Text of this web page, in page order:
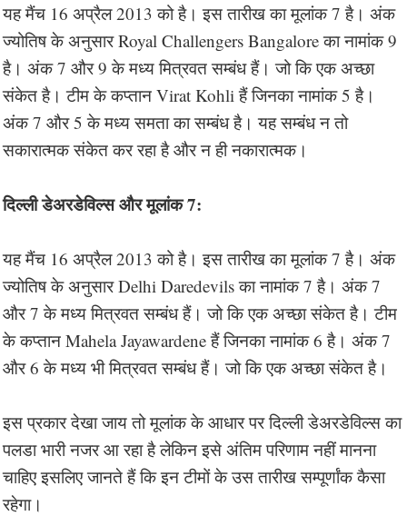
यह मैंच 16 अप्रैल 2013 को है। इस तारीख का मूलांक 7 है। अंक
ज्योतिष के अनुसार Royal Challengers Bangalore का नामांक 9
है। अंक 7 और 9 के मध्य मित्रवत सम्बंध हैं। जो कि एक अच्छा
संकेत है। टीम के कप्तान Virat Kohli हैं जिनका नामांक 5 है।
अंक 7 और 5 के मध्य समता का सम्बंध है। यह सम्बंध न तो
सकारात्मक संकेत कर रहा है और न ही नकारात्मक।
दिल्ली डेअरडेविल्स और मूलांक 7:
यह मैंच 16 अप्रैल 2013 को है। इस तारीख का मूलांक 7 है। अंक
ज्योतिष के अनुसार Delhi Daredevils का नामांक 7 है। अंक 7
और 7 के मध्य मित्रवत सम्बंध हैं। जो कि एक अच्छा संकेत है। टीम
के कप्तान Mahela Jayawardene हैं जिनका नामांक 6 है। अंक 7
और 6 के मध्य भी मित्रवत सम्बंध हैं। जो कि एक अच्छा संकेत है।
इस प्रकार देखा जाय तो मूलांक के आधार पर दिल्ली डेअरडेविल्स का
पलडा भारी नजर आ रहा है लेकिन इसे अंतिम परिणाम नहीं मानना
चाहिए इसलिए जानते हैं कि इन टीमों के उस तारीख सम्पूर्णांक कैसा
रहेगा।